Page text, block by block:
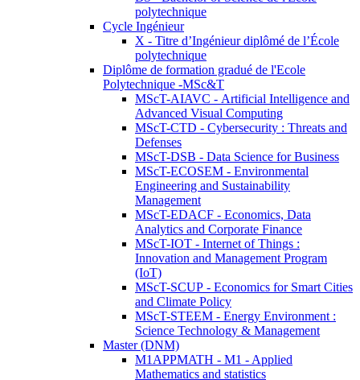
polytechnique
Cycle Ingénieur
X - Titre d’Ingénieur diplômé de l’École
polytechnique
Diplôme de formation gradué de l'Ecole
Polytechnique -MSc&T
MScT-AIAVC - Artificial Intelligence and
Advanced Visual Computing
MScT-CTD - Cybersecurity : Threats and
Defenses
MScT-DSB - Data Science for Business
MScT-ECOSEM - Environmental
Engineering and Sustainability
Management
MScT-EDACF - Economics, Data
Analytics and Corporate Finance
MScT-IOT - Internet of Things :
Innovation and Management Program
(IoT)
MScT-SCUP - Economics for Smart Cities
and Climate Policy
MScT-STEEM - Energy Environment :
Science Technology & Management
Master (DNM)
M1APPMATH - M1 - Applied
Mathematics and statistics